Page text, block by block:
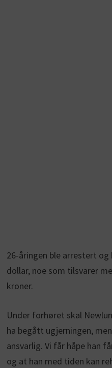
26-åringen ble arrestert
dollar, noe som tilsvarer
kroner.
Under forhøret skal
ha begått ugjerningen,
ansvarlig. Vi får håpe han
og at han med tiden kan